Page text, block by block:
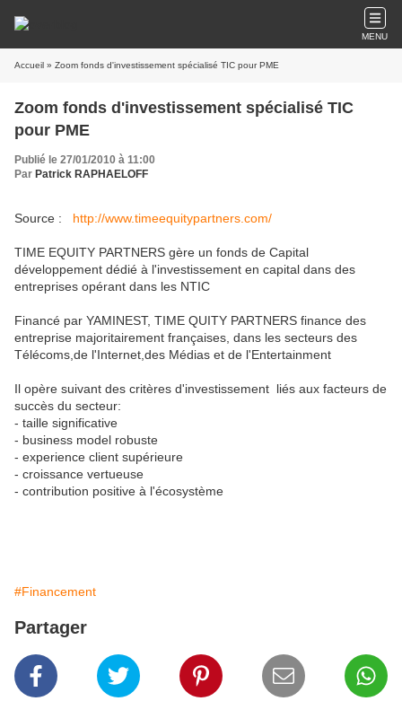
MENU
Accueil » Zoom fonds d'investissement spécialisé TIC pour PME
Zoom fonds d'investissement spécialisé TIC
pour PME
Publié le 27/01/2010 à 11:00
Par Patrick RAPHAELOFF
Source : http://www.timeequitypartners.com/
TIME EQUITY PARTNERS gère un fonds de Capital
développement dédié à l'investissement en capital dans des
entreprises opérant dans les NTIC
Financé par YAMINEST, TIME QUITY PARTNERS finance des
entreprise majoritairement françaises, dans les secteurs des
Télécoms,de l'Internet,des Médias et de l'Entertainment
Il opère suivant des critères d'investissement liés aux facteurs de
succès du secteur:
- taille significative
- business model robuste
- experience client supérieure
- croissance vertueuse
- contribution positive à l'écosystème
#Financement
Partager